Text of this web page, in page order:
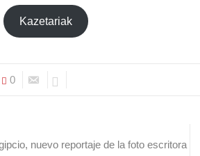
Kazetariak
0
nuevo reportaje de la foto escritora